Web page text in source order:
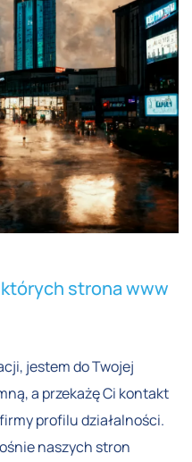
strona www
jestem do Twojej
a przekażę Ci kontakt
profilu działalności.
naszych stron